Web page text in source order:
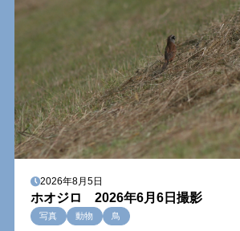
2026年8月5日
ホオジロ 2026年6月6日撮影
写真 動物 鳥